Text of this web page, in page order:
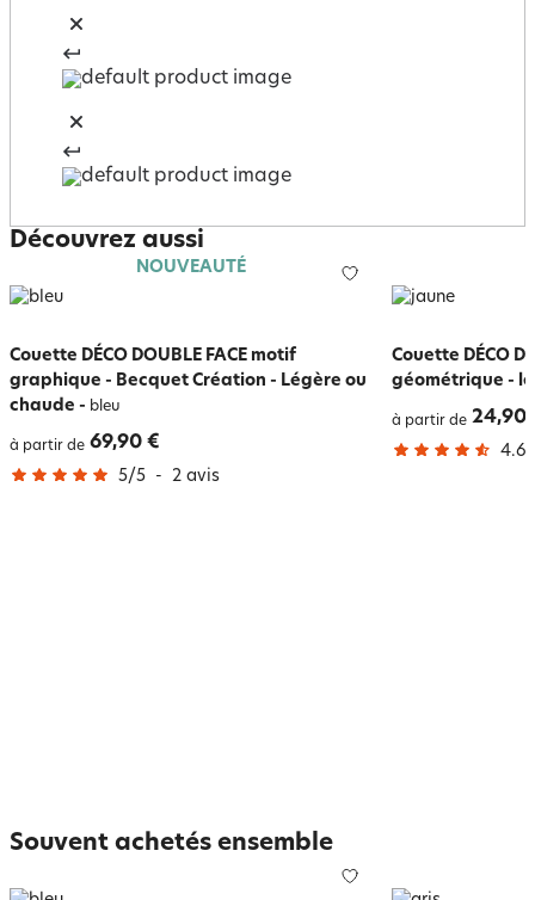
Découvrez aussi
NOUVEAUTÉ
Couette DÉCO DOUBLE FACE motif
graphique - Becquet Création - Légère ou
chaude - bleu
à partir de 69,90 €
5/5 - 2 avis
Couette DÉCO
géométrique -
à partir de 24,90
4.6
Souvent achetés ensemble